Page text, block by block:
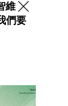
維 ╳
們要